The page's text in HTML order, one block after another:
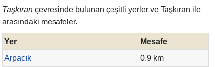
Taşkıran çevresinde bulunan çeşitli yerler ve Taşkıran ile
arasındaki mesafeler.
Yer
Mesafe
Arpacık
0.9 km